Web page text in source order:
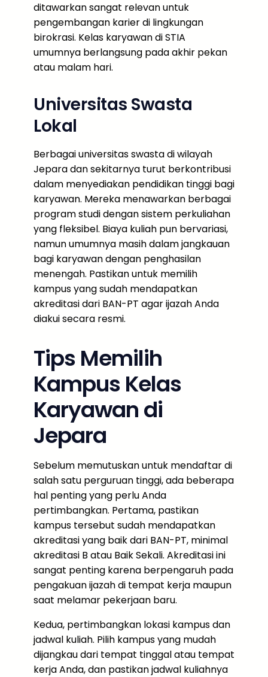
ditawarkan sangat relevan untuk
pengembangan karier di lingkungan
birokrasi. Kelas karyawan di STIA
umumnya berlangsung pada akhir pekan
atau malam hari.
Universitas Swasta
Lokal
Berbagai universitas swasta di wilayah
Jepara dan sekitarnya turut berkontribusi
dalam menyediakan pendidikan tinggi bagi
karyawan. Mereka menawarkan berbagai
program studi dengan sistem perkuliahan
yang fleksibel. Biaya kuliah pun bervariasi,
namun umumnya masih dalam jangkauan
bagi karyawan dengan penghasilan
menengah. Pastikan untuk memilih
kampus yang sudah mendapatkan
akreditasi dari BAN-PT agar ijazah Anda
diakui secara resmi.
Tips Memilih
Kampus Kelas
Karyawan di
Jepara
Sebelum memutuskan untuk mendaftar di
salah satu perguruan tinggi, ada beberapa
hal penting yang perlu Anda
pertimbangkan. Pertama, pastikan
kampus tersebut sudah mendapatkan
akreditasi yang baik dari BAN-PT, minimal
akreditasi B atau Baik Sekali. Akreditasi ini
sangat penting karena berpengaruh pada
pengakuan ijazah di tempat kerja maupun
saat melamar pekerjaan baru.
Kedua, pertimbangkan lokasi kampus dan
jadwal kuliah. Pilih kampus yang mudah
dijangkau dari tempat tinggal atau tempat
kerja Anda, dan pastikan jadwal kuliahnya